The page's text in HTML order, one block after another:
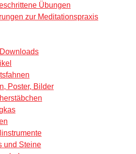
Übungen
zur Meditationspraxis
Poster, Bilder
und Steine